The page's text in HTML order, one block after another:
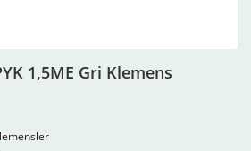
1,5ME Gri Klemens